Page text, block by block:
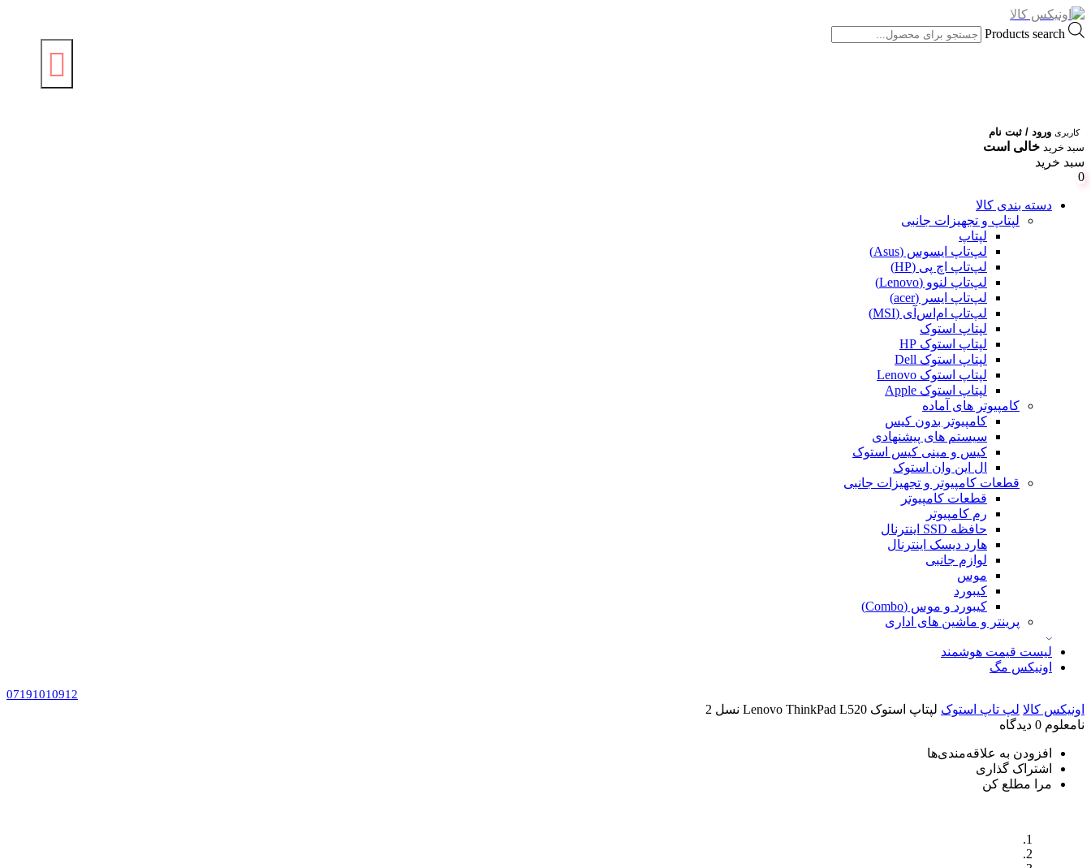
Products search
کاربری ورود / ثبت نام
سبد خرید خالی است
سبد خرید
0
دسته بندی کالا
لپتاپ و تجهیزات جانبی
لپتاپ
لپ‌تاپ ایسوس (Asus)
لپ‌تاپ اچ پی (HP)
لپ‌تاپ لنوو (Lenovo)
لپ‌تاپ ایسر (acer)
لپ‌تاپ ام‌اس‌آی (MSI)
لپتاپ استوک
لپتاپ استوک HP
لپتاپ استوک Dell
لپتاپ استوک Lenovo
لپتاپ استوک Apple
کامپیوتر های آماده
کامپیوتر بدون کیس
سیستم های پیشنهادی
کیس و مینی کیس استوک
ال این وان استوک
قطعات کامپیوتر و تجهیزات جانبی
قطعات کامپیوتر
رم کامپیوتر
حافظه SSD اینترنال
هارد دیسک اینترنال
لوازم جانبی
موس
کیبورد
کیبورد و موس (Combo)
پرینتر و ماشین های اداری
لیست قیمت هوشمند
اونیکس مگ
07191010912
اونیکس کالا لپ تاپ استوک لپتاپ استوک Lenovo ThinkPad L520 نسل 2
نامعلوم 0 دیدگاه
افزودن به علاقه‌مندی‌ها
اشتراک گذاری
مرا مطلع کن